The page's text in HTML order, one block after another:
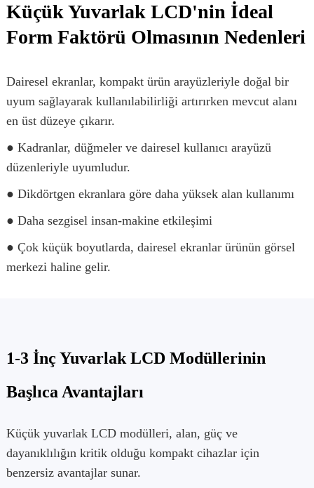
Küçük Yuvarlak LCD'nin İdeal
Form Faktörü Olmasının Nedenleri
Dairesel ekranlar, kompakt ürün arayüzleriyle doğal bir
uyum sağlayarak kullanılabilirliği artırırken mevcut alanı
en üst düzeye çıkarır.
● Kadranlar, düğmeler ve dairesel kullanıcı arayüzü
düzenleriyle uyumludur.
● Dikdörtgen ekranlara göre daha yüksek alan kullanımı
● Daha sezgisel insan-makine etkileşimi
● Çok küçük boyutlarda, dairesel ekranlar ürünün görsel
merkezi haline gelir.
1-3 İnç Yuvarlak LCD Modüllerinin
Başlıca Avantajları
Küçük yuvarlak LCD modülleri, alan, güç ve
dayanıklılığın kritik olduğu kompakt cihazlar için
benzersiz avantajlar sunar.